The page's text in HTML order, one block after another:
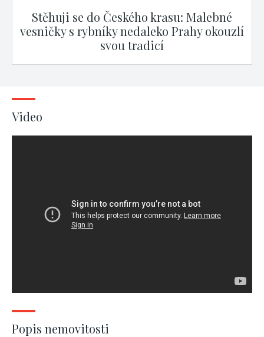
Stěhuji se do Českého krasu: Malebné
vesničky s rybníky nedaleko Prahy okouzlí
svou tradicí
Video
Popis nemovitosti